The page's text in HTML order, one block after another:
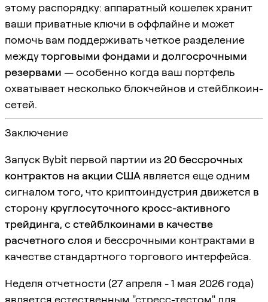
этому распорядку: аппаратный кошелек хранит
ваши приватные ключи в оффлайне и может
помочь вам поддерживать четкое разделение
междуторговыми фондами и долгосрочными
резервами — особенно когда ваш портфель
охватывает несколько блокчейнов и стейблкоин-
сетей.
Заключение
Запуск Bybit первой партии из20 бессрочных
контрактов на акции США является еще одним
сигналом того, что криптоиндустрия движется в
сторону круглосуточного кросс-активного
трейдинга, сстейблкоинами в качестве
расчетного слоя и бессрочными контрактами в
качестве стандартного торгового интерфейса.
Неделя отчетности (27 апреля - 1 мая 2026 года)
является естественным "стресс-тестом" для